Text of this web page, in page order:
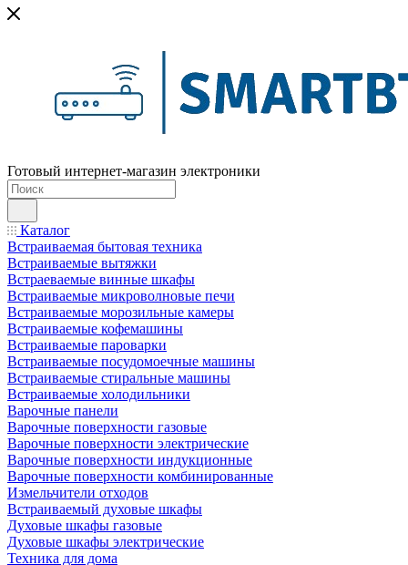
Готовый интернет-магазин электроники
Каталог
Встраиваемая бытовая техника
Встраиваемые вытяжки
Встраеваемые винные шкафы
Встраиваемые микроволновые печи
Встраиваемые морозильные камеры
Встраиваемые кофемашины
Встраиваемые пароварки
Встраиваемые посудомоечные машины
Встраиваемые стиральные машины
Встраиваемые холодильники
Варочные панели
Варочные поверхности газовые
Варочные поверхности электрические
Варочные поверхности индукционные
Варочные поверхности комбинированные
Измельчители отходов
Встраиваемый духовые шкафы
Духовые шкафы газовые
Духовые шкафы электрические
Техника для дома